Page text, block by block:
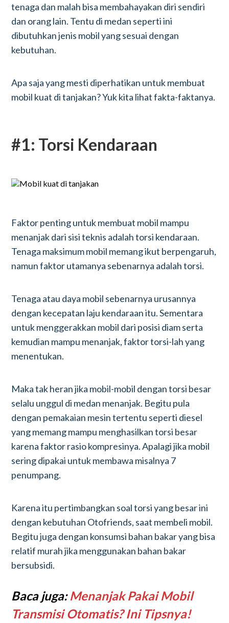
tenaga dan malah bisa membahayakan diri sendiri
dan orang lain. Tentu di medan seperti ini
dibutuhkan jenis mobil yang sesuai dengan
kebutuhan.
Apa saja yang mesti diperhatikan untuk membuat
mobil kuat di tanjakan? Yuk kita lihat fakta-faktanya.
#1: Torsi Kendaraan
Faktor penting untuk membuat mobil mampu
menanjak dari sisi teknis adalah torsi kendaraan.
Tenaga maksimum mobil memang ikut berpengaruh,
namun faktor utamanya sebenarnya adalah torsi.
Tenaga atau daya mobil sebenarnya urusannya
dengan kecepatan laju kendaraan itu. Sementara
untuk menggerakkan mobil dari posisi diam serta
kemudian mampu menanjak, faktor torsi-lah yang
menentukan.
Maka tak heran jika mobil-mobil dengan torsi besar
selalu unggul di medan menanjak. Begitu pula
dengan pemakaian mesin tertentu seperti diesel
yang memang mampu menghasilkan torsi besar
karena faktor rasio kompresinya. Apalagi jika mobil
sering dipakai untuk membawa misalnya 7
penumpang.
Karena itu pertimbangkan soal torsi yang besar ini
dengan kebutuhan Otofriends, saat membeli mobil.
Begitu juga dengan konsumsi bahan bakar yang bisa
relatif murah jika menggunakan bahan bakar
bersubsidi.
Baca juga:Menanjak Pakai Mobil
Transmisi Otomatis? Ini Tipsnya!